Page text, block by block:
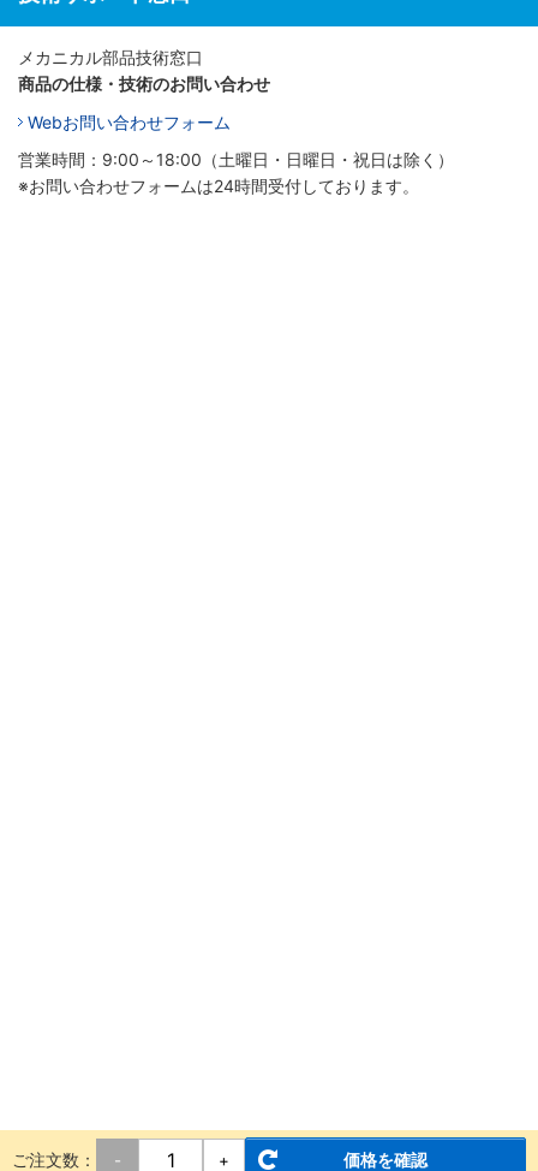
メカニカル部品技術窓口
商品の仕様・技術のお問い合わせ
Webお問い合わせフォーム
営業時間：9:00～18:00（土曜日・日曜日・祝日は除く）
※お問い合わせフォームは24時間受付しております。
ご注文数： - +
価格を確認